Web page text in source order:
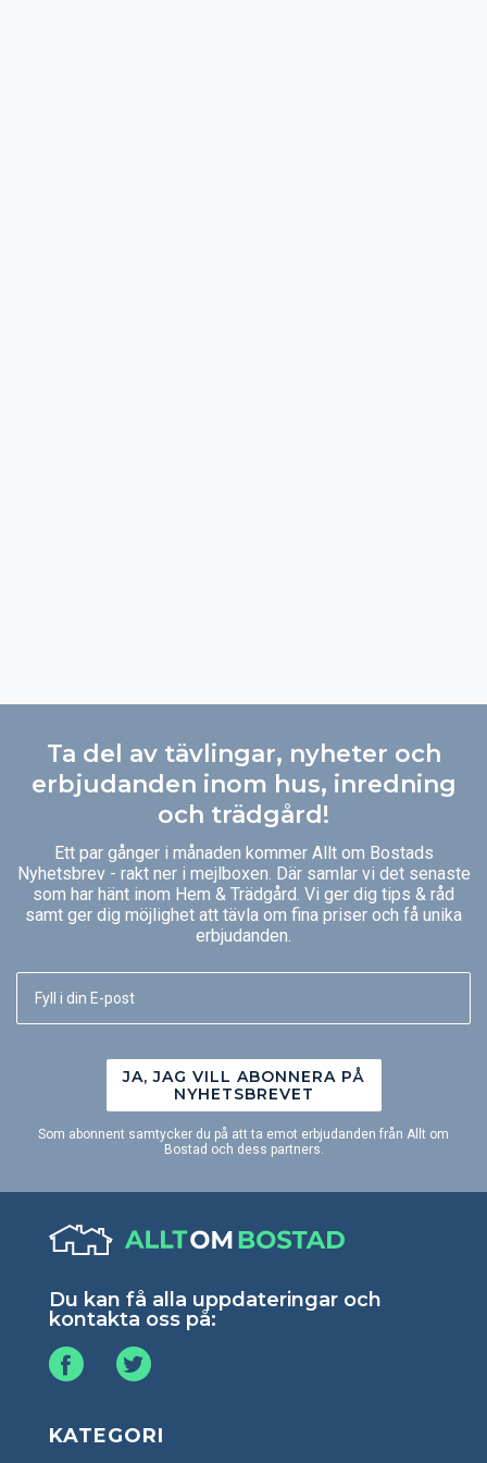
Ta del av tävlingar, nyheter och
erbjudanden inom hus, inredning
och trädgård!
Ett par gånger i månaden kommer Allt om Bostads
Nyhetsbrev - rakt ner i mejlboxen. Där samlar vi det senaste
som har hänt inom Hem & Trädgård. Vi ger dig tips & råd
samt ger dig möjlighet att tävla om fina priser och få unika
erbjudanden.
JA, JAG VILL ABONNERA PÅ
NYHETSBREVET
Som abonnent samtycker du på att ta emot erbjudanden från Allt om
Bostad och dess partners.
Du kan få alla uppdateringar och
kontakta oss på:
KATEGORI